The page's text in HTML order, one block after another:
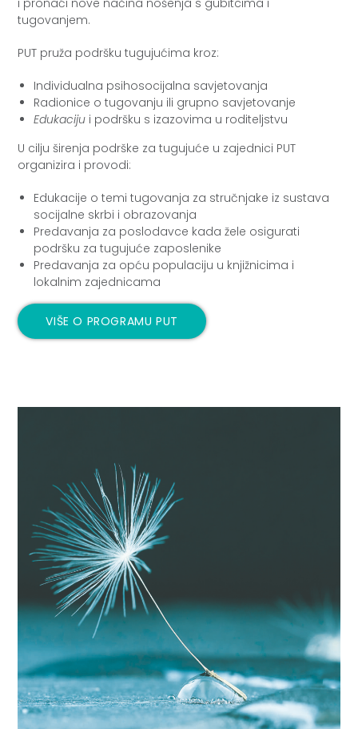
tugovanjem.
PUT pruža podršku tugujućima kroz:
Individualna psihosocijalna savjetovanja
Radionice o tugovanju ili grupno savjetovanje
Edukaciju i podršku s izazovima u roditeljstvu
U cilju širenja podrške za tugujuće u zajednici PUT
organizira i provodi:
Edukacije o temi tugovanja za stručnjake iz sustava
socijalne skrbi i obrazovanja
Predavanja za poslodavce kada žele osigurati
podršku za tugujuće zaposlenike
Predavanja za opću populaciju u knjižnicima i
lokalnim zajednicama
VIŠE O PROGRAMU PUT